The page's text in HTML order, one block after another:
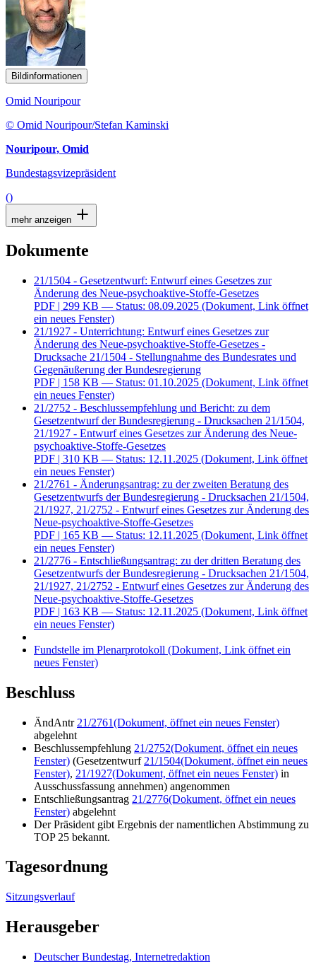
Bildinformationen
Omid Nouripour
© Omid Nouripour/Stefan Kaminski
Nouripour, Omid
Bundestagsvizepräsident
()
mehr anzeigen
Dokumente
21/1504 - Gesetzentwurf: Entwurf eines Gesetzes zur
Änderung des Neue-psychoaktive-Stoffe-Gesetzes
PDF | 299 KB — Status: 08.09.2025 (Dokument, Link öffnet
ein neues Fenster)
21/1927 - Unterrichtung: Entwurf eines Gesetzes zur
Änderung des Neue-psychoaktive-Stoffe-Gesetzes -
Drucksache 21/1504 - Stellungnahme des Bundesrates und
Gegenäußerung der Bundesregierung
PDF | 158 KB — Status: 01.10.2025 (Dokument, Link öffnet
ein neues Fenster)
21/2752 - Beschlussempfehlung und Bericht: zu dem
Gesetzentwurf der Bundesregierung - Drucksachen 21/1504,
21/1927 - Entwurf eines Gesetzes zur Änderung des Neue-
psychoaktive-Stoffe-Gesetzes
PDF | 310 KB — Status: 12.11.2025 (Dokument, Link öffnet
ein neues Fenster)
21/2761 - Änderungsantrag: zu der zweiten Beratung des
Gesetzentwurfs der Bundesregierung - Drucksachen 21/1504,
21/1927, 21/2752 - Entwurf eines Gesetzes zur Änderung des
Neue-psychoaktive-Stoffe-Gesetzes
PDF | 165 KB — Status: 12.11.2025 (Dokument, Link öffnet
ein neues Fenster)
21/2776 - Entschließungsantrag: zu der dritten Beratung des
Gesetzentwurfs der Bundesregierung - Drucksachen 21/1504,
21/1927, 21/2752 - Entwurf eines Gesetzes zur Änderung des
Neue-psychoaktive-Stoffe-Gesetzes
PDF | 163 KB — Status: 12.11.2025 (Dokument, Link öffnet
ein neues Fenster)
Fundstelle im Plenarprotokoll (Dokument, Link öffnet ein
neues Fenster)
Beschluss
ÄndAntr 21/2761(Dokument, öffnet ein neues Fenster)
abgelehnt
Beschlussempfehlung 21/2752(Dokument, öffnet ein neues
Fenster) (Gesetzentwurf 21/1504(Dokument, öffnet ein neues
Fenster), 21/1927(Dokument, öffnet ein neues Fenster) in
Ausschussfassung annehmen) angenommen
Entschließungsantrag 21/2776(Dokument, öffnet ein neues
Fenster) abgelehnt
Der Präsident gibt Ergebnis der namentlichen Abstimmung zu
TOP 25 bekannt.
Tagesordnung
Sitzungsverlauf
Herausgeber
Deutscher Bundestag, Internetredaktion